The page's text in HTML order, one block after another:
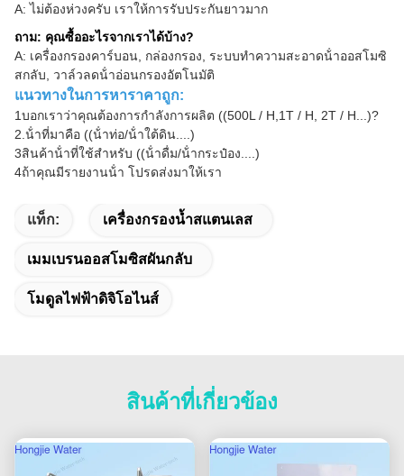
A: ไม่ต้องห่วงครับ เราให้การรับประกันยาวมาก
ถาม: คุณซื้ออะไรจากเราได้บ้าง?
A: เครื่องกรองคาร์บอน, กล่องกรอง, ระบบทําความสะอาดน้ําออสโมซิ
สกลับ, วาล์วลดน้ําอ่อนกรองอัตโนมัติ
แนวทางในการหาราคาถูก:
1บอกเราว่าคุณต้องการกําลังการผลิต ((500L / H,1T / H, 2T / H...)?
2.น้ําที่มาคือ ((น้ําท่อ/น้ําใต้ดิน....)
3สินค้าน้ําที่ใช้สําหรับ ((น้ําดื่ม/น้ํากระป๋อง....)
4ถ้าคุณมีรายงานน้ํา โปรดส่งมาให้เรา
แท็ก: เครื่องกรองน้ำสแตนเลส
เมมเบรนออสโมซิสผันกลับ
โมดูลไฟฟ้าดิจิโอไนส์
สินค้าที่เกี่ยวข้อง